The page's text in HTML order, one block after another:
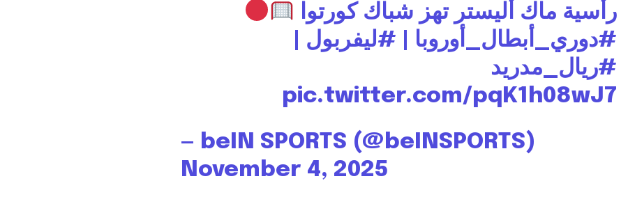
رأسية ماك أليستر تهز شباك كورتوا
#دوري_أبطال_أوروبا
#ليفربول
#ريال_مدريد
pic.twitter.com/pqK1h08wJ7
— beIN SPORTS (@beINSPORTS)
November 4, 2025